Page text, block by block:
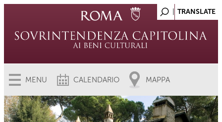
MENU CALENDARIO MAPPA